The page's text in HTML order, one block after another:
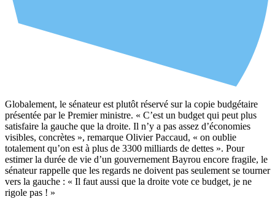
Globalement, le sénateur est plutôt réservé sur la copie budgétaire
présentée par le Premier ministre. « C’est un budget qui peut plus
satisfaire la gauche que la droite. Il n’y a pas assez d’économies
visibles, concrètes », remarque Olivier Paccaud, « on oublie
totalement qu’on est à plus de 3300 milliards de dettes ». Pour
estimer la durée de vie d’un gouvernement Bayrou encore fragile, le
sénateur rappelle que les regards ne doivent pas seulement se tourner
vers la gauche : « Il faut aussi que la droite vote ce budget, je ne
rigole pas ! »